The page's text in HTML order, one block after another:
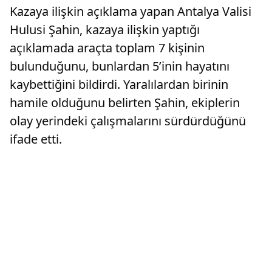
Kazaya ilişkin açıklama yapan Antalya Valisi
Hulusi Şahin, kazaya ilişkin yaptığı
açıklamada araçta toplam 7 kişinin
bulunduğunu, bunlardan 5’inin hayatını
kaybettiğini bildirdi. Yaralılardan birinin
hamile olduğunu belirten Şahin, ekiplerin
olay yerindeki çalışmalarını sürdürdüğünü
ifade etti.